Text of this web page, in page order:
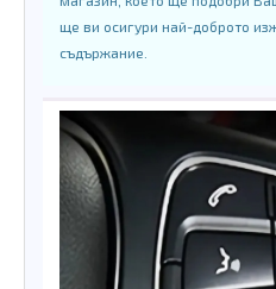
ще ви осигури най-доброто
съдържание.